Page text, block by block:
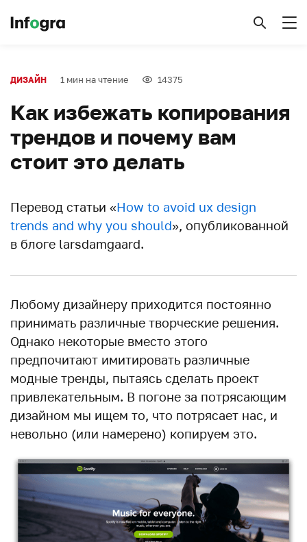
ДИЗАЙН 1 мин на чтение 14375
Как избежать копирования
трендов и почему вам
стоит это делать
Перевод статьи «How to avoid ux design
trends and why you should», опубликованной
в блоге larsdamgaard.
Любому дизайнеру приходится постоянно
принимать различные творческие решения.
Однако некоторые вместо этого
предпочитают имитировать различные
модные тренды, пытаясь сделать проект
привлекательным. В погоне за потрясающим
дизайном мы ищем то, что потрясает нас, и
невольно (или намерено) копируем это.